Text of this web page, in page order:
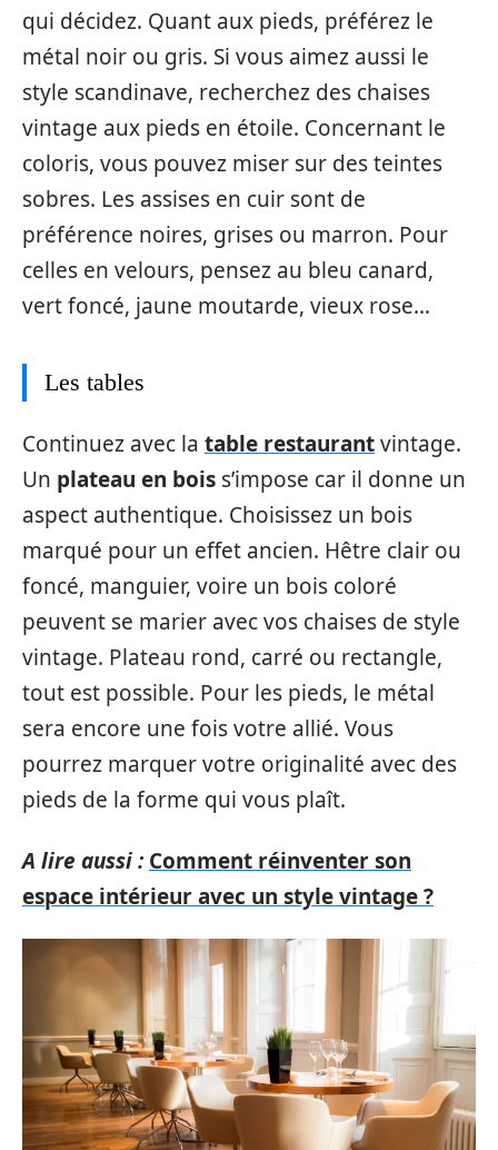
qui décidez. Quant aux pieds, préférez le
métal noir ou gris. Si vous aimez aussi le
style scandinave, recherchez des chaises
vintage aux pieds en étoile. Concernant le
coloris, vous pouvez miser sur des teintes
sobres. Les assises en cuir sont de
préférence noires, grises ou marron. Pour
celles en velours, pensez au bleu canard,
vert foncé, jaune moutarde, vieux rose…
Les tables
Continuez avec la table restaurantvintage.
Un plateau en bois s’impose car il donne un
aspect authentique. Choisissez un bois
marqué pour un effet ancien. Hêtre clair ou
foncé, manguier, voire un bois coloré
peuvent se marier avec vos chaises de style
vintage. Plateau rond, carré ou rectangle,
tout est possible. Pour les pieds, le métal
sera encore une fois votre allié. Vous
pourrez marquer votre originalité avec des
pieds de la forme qui vous plaît.
A lire aussi : Comment réinventer son
espace intérieur avec un style vintage ?